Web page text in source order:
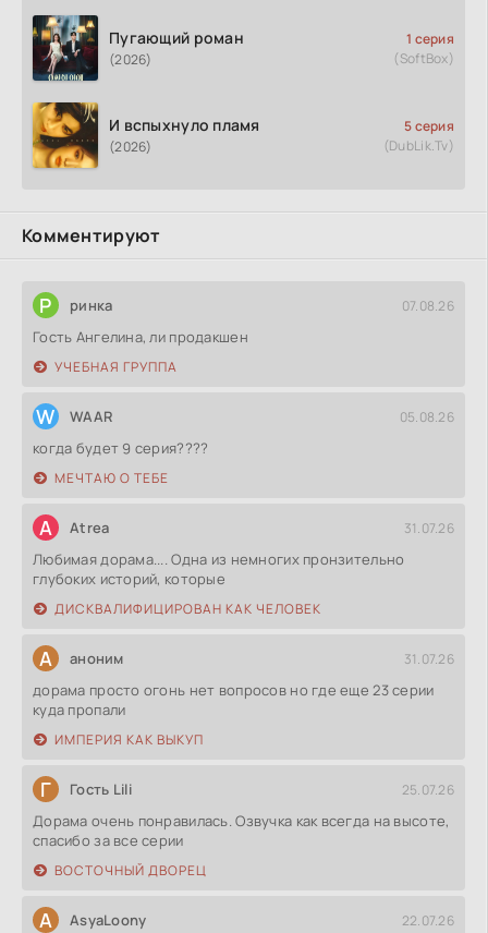
Пугающий роман
(2026)
1 серия
(SoftBox)
И вспыхнуло пламя
(2026)
5 серия
(DubLik.Tv)
Комментируют
Р ринка 07.08.26
Гость Ангелина, ли продакшен
УЧЕБНАЯ ГРУППА
W WAAR 05.08.26
когда будет 9 серия????
МЕЧТАЮ О ТЕБЕ
A Atrea 31.07.26
Любимая дорама.... Одна из немногих пронзительно
глубоких историй, которые
ДИСКВАЛИФИЦИРОВАН КАК ЧЕЛОВЕК
А аноним 31.07.26
дорама просто огонь нет вопросов но где еще 23 серии
куда пропали
ИМПЕРИЯ КАК ВЫКУП
Г Гость Lili 25.07.26
Дорама очень понравилась. Озвучка как всегда на высоте,
спасибо за все серии
ВОСТОЧНЫЙ ДВОРЕЦ
A AsyaLoony 22.07.26